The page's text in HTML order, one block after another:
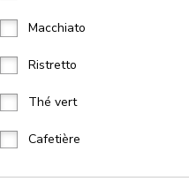
Macchiato
Ristretto
Thé vert
Cafetière